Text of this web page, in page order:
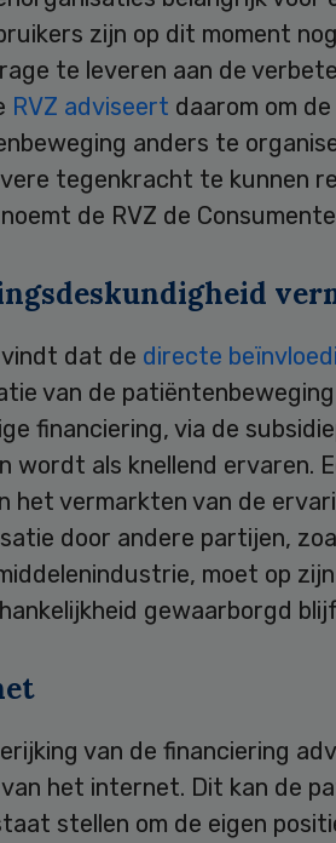
zijn op dit moment
te leveren aan de
RVZ adviseert daarom om
anders te
tegenkracht te kunnen
de RVZ de
vindt dat de directe
van de
financiering, via de
wordt als knellend ervaren.
het vermarkten van de
door andere partijen,
moet op
gewaarborgd
van de financiering
het internet. Dit kan de
stellen om de eigen